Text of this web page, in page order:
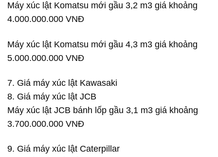
Máy xúc lật Komatsu mới gầu 3,2 m3 giá khoảng
4.000.000.000 VNĐ
Máy xúc lật Komatsu mới gầu 4,3 m3 giá khoảng
5.000.000.000 VNĐ
7. Giá máy xúc lật Kawasaki
8. Giá máy xúc lật JCB
Máy xúc lật JCB bánh lốp gầu 3,1 m3 giá khoảng
3.700.000.000 VNĐ
9. Giá máy xúc lật Caterpillar